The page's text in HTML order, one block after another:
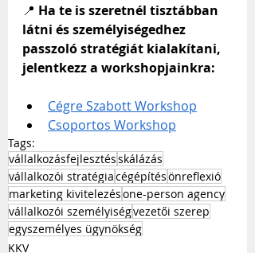
📍 Ha te is szeretnél tisztábban
látni és személyiségedhez
passzoló stratégiát kialakítani,
jelentkezz a workshopjainkra:
Cégre Szabott Workshop
Csoportos Workshop
Tags:
vállalkozásfejlesztésskálázás
vállalkozói stratégiacégépítésönreflexió
marketing kivitelezésone-person agency
vállalkozói személyiségvezetői szerep
egyszemélyes ügynökség
KKV